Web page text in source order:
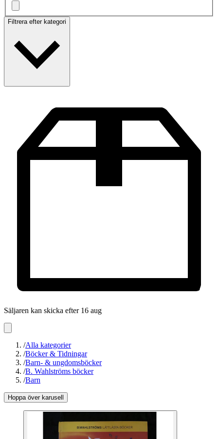
Filtrera efter kategori
Säljaren kan skicka efter 16 aug
/Alla kategorier
/Böcker & Tidningar
/Barn- & ungdomsböcker
/B. Wahlströms böcker
/Barn
Hoppa över karusell